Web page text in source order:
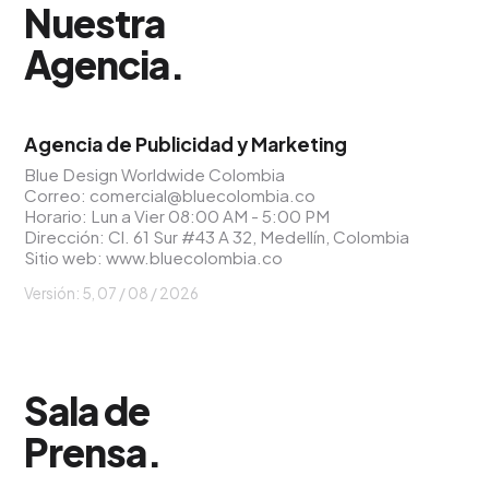
Nuestra
Agencia.
Agencia de Publicidad y Marketing
Blue Design Worldwide Colombia
Correo: comercial@bluecolombia.co
Horario: Lun a Vier 08:00 AM - 5:00 PM
Dirección: Cl. 61 Sur #43 A 32, Medellín, Colombia
Sitio web:www.bluecolombia.co
Versión: 5, 07 / 08 / 2026
Sala de
Prensa.